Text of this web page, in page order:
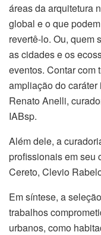
áreas da arquitetura
global e o que
revertê-lo. Ou, quem
as cidades e os
eventos. Contar com
ampliação do
Renato Anelli,
IABsp.
Além dele, a
profissionais em seu
Cereto, Clevio
Em síntese, a
trabalhos
urbanos, como